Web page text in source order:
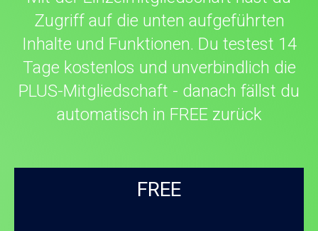
Zugriff auf die unten aufgeführten
Inhalte und Funktionen. Du testest 14
Tage kostenlos und unverbindlich die
PLUS-Mitgliedschaft - danach fällst du
automatisch in FREE zurück
FREE